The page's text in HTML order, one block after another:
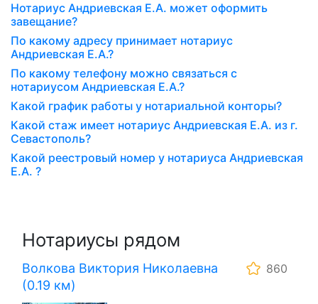
Нотариус Андриевская Е.А. может оформить
завещание?
По какому адресу принимает нотариус
Андриевская Е.А.?
По какому телефону можно связаться с
нотариусом Андриевская Е.А.?
Какой график работы у нотариальной конторы?
Какой стаж имеет нотариус Андриевская Е.А. из г.
Севастополь?
Какой реестровый номер у нотариуса Андриевская
Е.А. ?
Нотариусы рядом
Волкова Виктория Николаевна
(0.19 км)
860